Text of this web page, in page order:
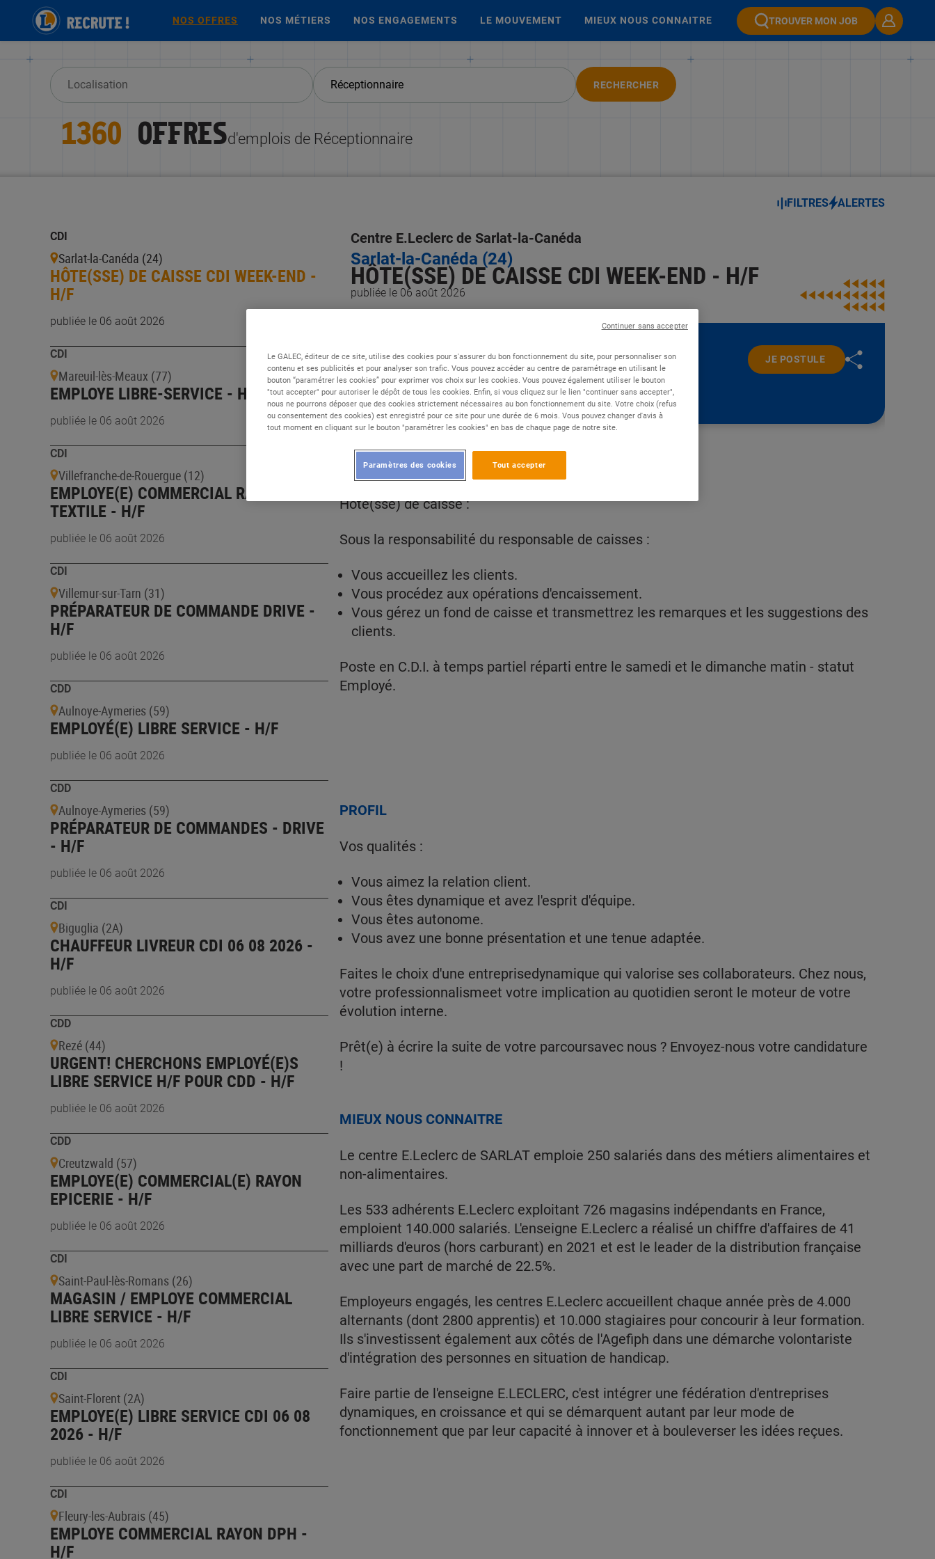
NOS OFFRES NOS MÉTIERS NOS ENGAGEMENTS LE MOUVEMENT MIEUX NOUS CONNAITRE TROUVER MON JOB
RECHERCHER
1360 OFFRESd'emplois de Réceptionnaire
FILTRES ALERTES
CDI
Sarlat-la-Canéda (24)
HÔTE(SSE) DE CAISSE CDI WEEK-END -
H/F
publiée le 06 août 2026
CDI
Mareuil-lès-Meaux (77)
EMPLOYE LIBRE-SERVICE - H/F
publiée le 06 août 2026
CDI
Villefranche-de-Rouergue (12)
EMPLOYE(E) COMMERCIAL RAYON
TEXTILE - H/F
publiée le 06 août 2026
CDI
Villemur-sur-Tarn (31)
PRÉPARATEUR DE COMMANDE DRIVE -
H/F
publiée le 06 août 2026
CDD
Aulnoye-Aymeries (59)
EMPLOYÉ(E) LIBRE SERVICE - H/F
publiée le 06 août 2026
CDD
Aulnoye-Aymeries (59)
PRÉPARATEUR DE COMMANDES - DRIVE
- H/F
publiée le 06 août 2026
CDI
Biguglia (2A)
CHAUFFEUR LIVREUR CDI 06 08 2026 -
H/F
publiée le 06 août 2026
CDD
Rezé (44)
URGENT! CHERCHONS EMPLOYÉ(E)S
LIBRE SERVICE H/F POUR CDD - H/F
publiée le 06 août 2026
CDD
Creutzwald (57)
EMPLOYE(E) COMMERCIAL(E) RAYON
EPICERIE - H/F
publiée le 06 août 2026
CDI
Saint-Paul-lès-Romans (26)
MAGASIN / EMPLOYE COMMERCIAL
LIBRE SERVICE - H/F
publiée le 06 août 2026
CDI
Saint-Florent (2A)
EMPLOYE(E) LIBRE SERVICE CDI 06 08
2026 - H/F
publiée le 06 août 2026
CDI
Fleury-les-Aubrais (45)
EMPLOYE COMMERCIAL RAYON DPH -
H/F
publiée le 06 août 2026
HÔTE(SSE) DE CAISSE CDI WEEK-END - H/F
Sarlat-la-Canéda (24)
Centre E.Leclerc de Sarlat-la-Canéda
Type de contrat :CDI
Expérience :Aucune expérience
Études :Non diplômé
JE POSTULE
DESCRIPTION
Hôte(sse) de caisse :
Sous la responsabilité du responsable de caisses :
Vous accueillez les clients.
Vous procédez aux opérations d'encaissement.
Vous gérez un fond de caisse et transmettrez les remarques et les suggestions des
clients.
Poste en C.D.I. à temps partiel réparti entre le samedi et le dimanche matin - statut
Employé.
PROFIL
Vos qualités :
Vous aimez la relation client.
Vous êtes dynamique et avez l'esprit d'équipe.
Vous êtes autonome.
Vous avez une bonne présentation et une tenue adaptée.
Faites le choix d'une entreprisedynamique qui valorise ses collaborateurs. Chez nous,
votre professionnalismeet votre implication au quotidien seront le moteur de votre
évolution interne.
Prêt(e) à écrire la suite de votre parcoursavec nous ? Envoyez-nous votre candidature
!
MIEUX NOUS CONNAITRE
Le centre E.Leclerc de SARLAT emploie 250 salariés dans des métiers alimentaires et
non-alimentaires.
Les 533 adhérents E.Leclerc exploitant 726 magasins indépendants en France,
emploient 140.000 salariés. L'enseigne E.Leclerc a réalisé un chiffre d'affaires de 41
milliards d'euros (hors carburant) en 2021 et est le leader de la distribution française
avec une part de marché de 22.5%.
Employeurs engagés, les centres E.Leclerc accueillent chaque année près de 4.000
alternants (dont 2800 apprentis) et 10.000 stagiaires pour concourir à leur formation.
Ils s'investissent également aux côtés de l'Agefiph dans une démarche volontariste
d'intégration des personnes en situation de handicap.
Faire partie de l'enseigne E.LECLERC, c'est intégrer une fédération d'entreprises
dynamiques, en croissance et qui se démarquent autant par leur mode de
fonctionnement que par leur capacité à innover et à bouleverser les idées reçues.
Le GALEC, éditeur de ce site, utilise des cookies pour s'assurer du bon fonctionnement du site, pour personnaliser son
contenu et ses publicités et pour analyser son trafic. Vous pouvez accéder au centre de paramétrage en utilisant le
bouton “paramétrer les cookies” pour exprimer vos choix sur les cookies. Vous pouvez également utiliser le bouton
"tout accepter" pour autoriser le dépôt de tous les cookies. Enfin, si vous cliquez sur le lien "continuer sans accepter",
nous ne pourrons déposer que des cookies strictement nécessaires au bon fonctionnement du site. Votre choix (refus
ou consentement des cookies) est enregistré pour ce site pour une durée de 6 mois. Vous pouvez changer d'avis à
tout moment en cliquant sur le bouton "paramétrer les cookies" en bas de chaque page de notre site.
Tout accepter
Paramètres des cookies
Continuer sans accepter